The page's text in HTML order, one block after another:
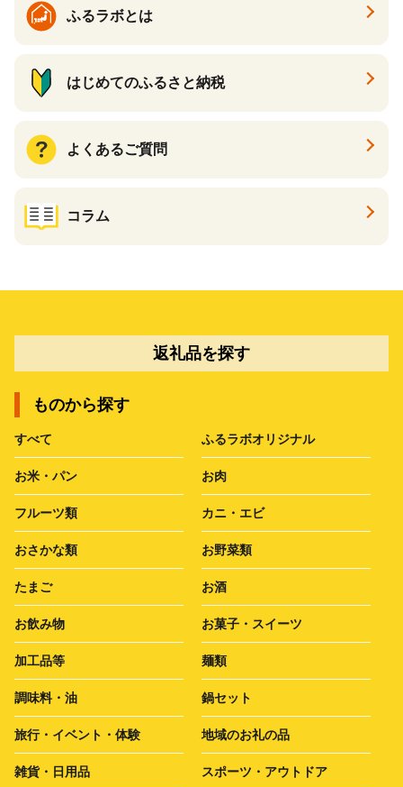
ふるラボとは
はじめてのふるさと納税
よくあるご質問
コラム
返礼品を探す
ものから探す
すべて ふるラボオリジナル
お米・パン お肉
フルーツ類 カニ・エビ
おさかな類 お野菜類
たまご お酒
お飲み物 お菓子・スイーツ
加工品等 麺類
調味料・油 鍋セット
旅行・イベント・体験 地域のお礼の品
雑貨・日用品 スポーツ・アウトドア